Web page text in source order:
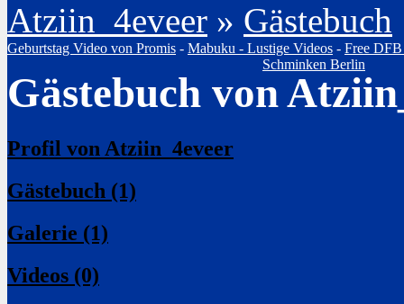
Atziin_4eveer » Gästebuch
Geburtstag Video von Promis - Mabuku - Lustige Videos - Free
Schminken Berlin
Gästebuch von
Profil von Atziin_4eveer
Gästebuch (1)
Galerie (1)
Videos (0)